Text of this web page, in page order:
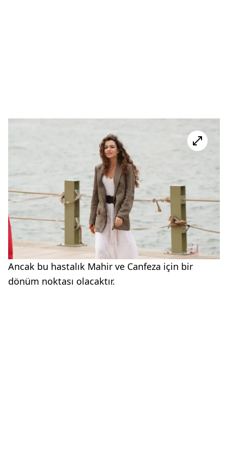
Ancak bu hastalık Mahir ve Canfeza için bir
dönüm noktası olacaktır.